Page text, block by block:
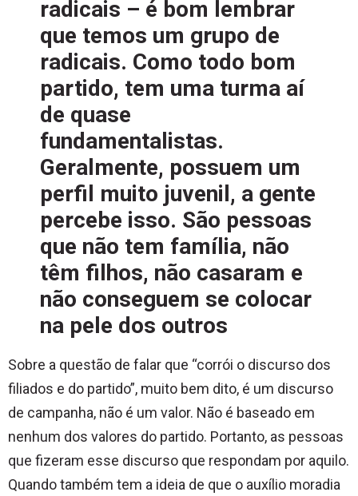
radicais – é bom lembrar
que temos um grupo de
radicais. Como todo bom
partido, tem uma turma aí
de quase
fundamentalistas.
Geralmente, possuem um
perfil muito juvenil, a gente
percebe isso. São pessoas
que não tem família, não
têm filhos, não casaram e
não conseguem se colocar
na pele dos outros
Sobre a questão de falar que “corrói o discurso dos
filiados e do partido”, muito bem dito, é um discurso
de campanha, não é um valor. Não é baseado em
nenhum dos valores do partido. Portanto, as pessoas
que fizeram esse discurso que respondam por aquilo.
Quando também tem a ideia de que o auxílio moradia